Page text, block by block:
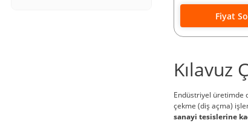
Fiyat
Kılavuz
Endüstriyel üretimde
çekme (diş açma)
sanayi tesislerine